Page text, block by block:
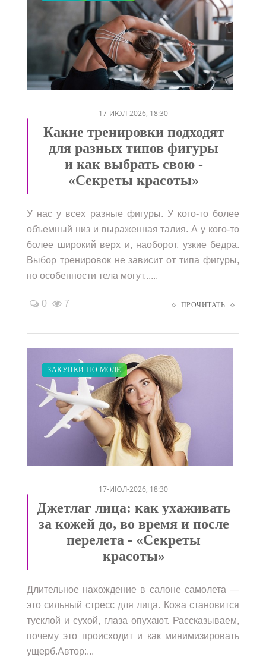
/
17-ИЮЛ-2026, 18:30
Какие тренировки подходят
для разных типов фигуры
и как выбрать свою -
«Секреты красоты»
У нас у всех разные фигуры. У кого-то более
объемный низ и выраженная талия. А у кого-то
более широкий верх и, наоборот, узкие бедра.
Выбор тренировок не зависит от типа фигуры,
но особенности тела могут......
0 7 ПРОЧИТАТЬ
КРАСОТА
ПОКАЗЫ
ЗАКУПКИ ПО МОДЕ
17-ИЮЛ-2026, 18:30
Джетлаг лица: как ухаживать
за кожей до, во время и после
перелета - «Секреты
красоты»
Длительное нахождение в салоне самолета —
это сильный стресс для лица. Кожа становится
тусклой и сухой, глаза опухают. Рассказываем,
почему это происходит и как минимизировать
ущерб.Автор:...